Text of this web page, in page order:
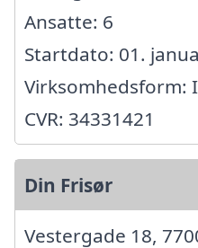
Ansatte: 6
Startdato: 01.
Virksomhedsform:
CVR: 34331421
Din Frisør
Vestergade 18,